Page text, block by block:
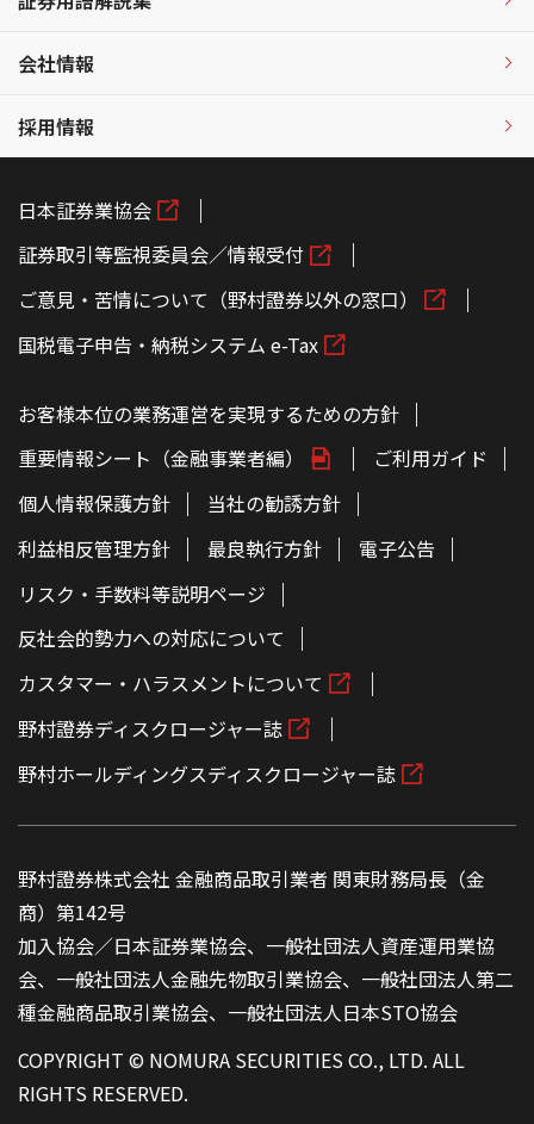
会社情報
採用情報
日本証券業協会
証券取引等監視委員会／情報受付
ご意見・苦情について（野村證券以外の窓口）
国税電子申告・納税システム e-Tax
お客様本位の業務運営を実現するための方針
重要情報シート（金融事業者編）
ご利用ガイド
個人情報保護方針
当社の勧誘方針
利益相反管理方針
最良執行方針
電子公告
リスク・手数料等説明ページ
反社会的勢力への対応について
カスタマー・ハラスメントについて
野村證券ディスクロージャー誌
野村ホールディングスディスクロージャー誌
野村證券株式会社 金融商品取引業者 関東財務局長（金
商）第142号
加入協会／日本証券業協会、一般社団法人資産運用業協
会、一般社団法人金融先物取引業協会、一般社団法人第二
種金融商品取引業協会、一般社団法人日本STO協会
COPYRIGHT © NOMURA SECURITIES CO., LTD. ALL
RIGHTS RESERVED.